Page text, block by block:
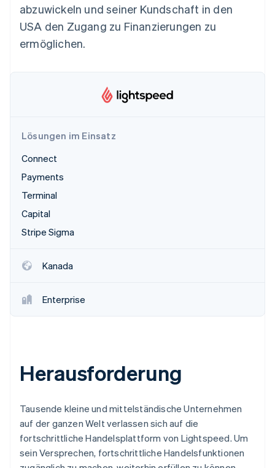
Betrugsprävention
Atlas
Start-up-Gründung
Climate
Stripe-Sessions 2026
Ecosystem
Partner
abzuwickeln und seiner Kundschaft in den
USA den Zugang zu Finanzierungen zu
ermöglichen.
Lösungen im Einsatz
Connect
Payments
Terminal
Capital
Stripe Sigma
Kanada
Enterprise
Herausforderung
Tausende kleine und mittelständische Unternehmen
auf der ganzen Welt verlassen sich auf die
fortschrittliche Handelsplattform von Lightspeed. Um
sein Versprechen, fortschrittliche Handelsfunktionen